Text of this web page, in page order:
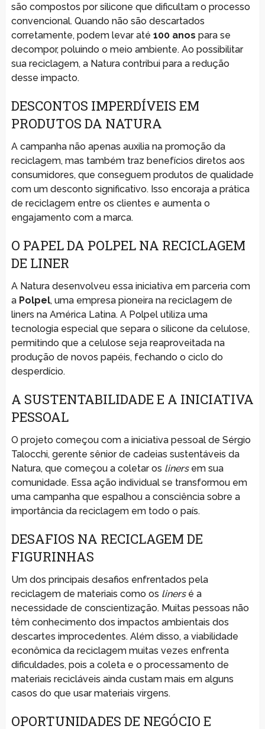
são compostos por silicone que dificultam o processo
convencional. Quando não são descartados
corretamente, podem levar até 100 anos para se
decompor, poluindo o meio ambiente. Ao possibilitar
sua reciclagem, a Natura contribui para a redução
desse impacto.
DESCONTOS IMPERDÍVEIS EM
PRODUTOS DA NATURA
A campanha não apenas auxilia na promoção da
reciclagem, mas também traz benefícios diretos aos
consumidores, que conseguem produtos de qualidade
com um desconto significativo. Isso encoraja a prática
de reciclagem entre os clientes e aumenta o
engajamento com a marca.
O PAPEL DA POLPEL NA RECICLAGEM
DE LINER
A Natura desenvolveu essa iniciativa em parceria com
a Polpel, uma empresa pioneira na reciclagem de
liners na América Latina. A Polpel utiliza uma
tecnologia especial que separa o silicone da celulose,
permitindo que a celulose seja reaproveitada na
produção de novos papéis, fechando o ciclo do
desperdício.
A SUSTENTABILIDADE E A INICIATIVA
PESSOAL
O projeto começou com a iniciativa pessoal de Sérgio
Talocchi, gerente sênior de cadeias sustentáveis da
Natura, que começou a coletar os linersem sua
comunidade. Essa ação individual se transformou em
uma campanha que espalhou a consciência sobre a
importância da reciclagem em todo o país.
DESAFIOS NA RECICLAGEM DE
FIGURINHAS
Um dos principais desafios enfrentados pela
reciclagem de materiais como os linersé a
necessidade de conscientização. Muitas pessoas não
têm conhecimento dos impactos ambientais dos
descartes improcedentes. Além disso, a viabilidade
econômica da reciclagem muitas vezes enfrenta
dificuldades, pois a coleta e o processamento de
materiais recicláveis ainda custam mais em alguns
casos do que usar materiais virgens.
OPORTUNIDADES DE NEGÓCIO E